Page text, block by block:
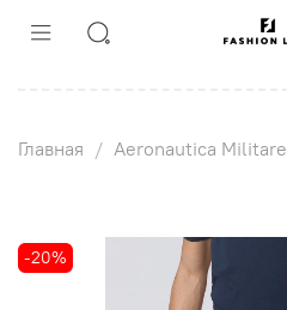
Главная Aeronautica Militare
-20%